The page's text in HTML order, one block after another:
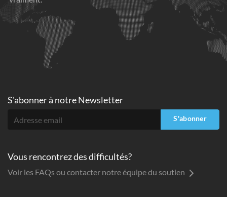
S'abonner à notre Newsletter
S'abonner
Vous rencontrez des difficultés?
Voir les FAQs ou contacter notre équipe du soutien